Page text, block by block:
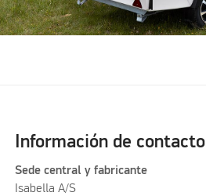
Información de contacto
Sede central y fabricante
Isabella A/S